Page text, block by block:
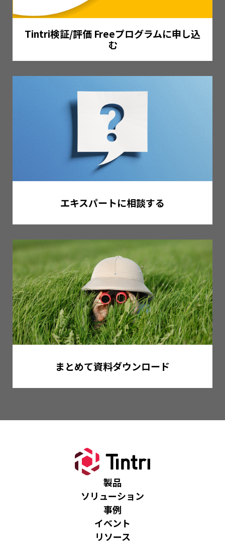
Tintri検証/評価 Freeプログラムに申し込
む
エキスパートに相談する
まとめて資料ダウンロード
製品
ソリューション
事例
イベント
リソース